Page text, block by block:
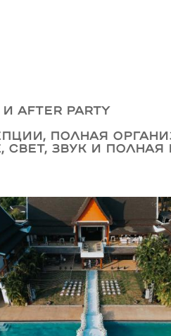
и after party
полная
свет, звук и